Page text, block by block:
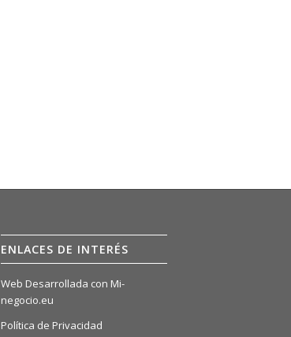
ENLACES DE INTERÉS
Web Desarrollada con Mi-
negocio.eu
Política de Privacidad